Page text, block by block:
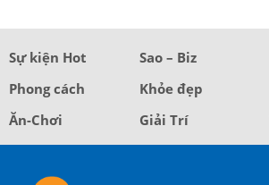
Sự kiện Hot Sao – Biz
Phong cách
Khỏe đẹp
Ăn-Chơi
Giải Trí